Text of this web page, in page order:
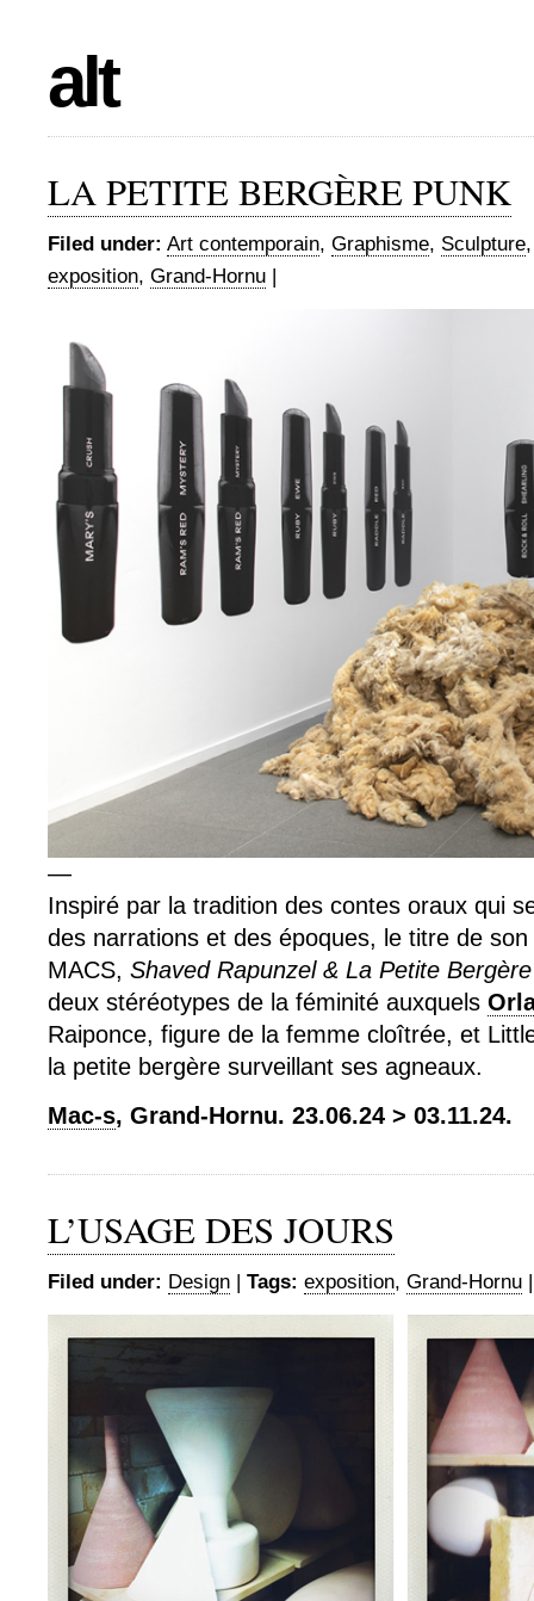
alt
LA PETITE BERGÈRE PUNK
Filed under: Art contemporain, Graphisme, Sculpture
exposition, Grand-Hornu |
—
Inspiré par la tradition des contes oraux qui
des narrations et des époques, le titre de
MACS, Shaved Rapunzel & La Petite
deux stéréotypes de la féminité auxquels
Raiponce, figure de la femme cloîtrée, et
la petite bergère surveillant ses agneaux.
Mac-s, Grand-Hornu. 23.06.24 > 03.11.24.
L’USAGE DES JOURS
Filed under: Design | Tags: exposition, Grand-Hornu |